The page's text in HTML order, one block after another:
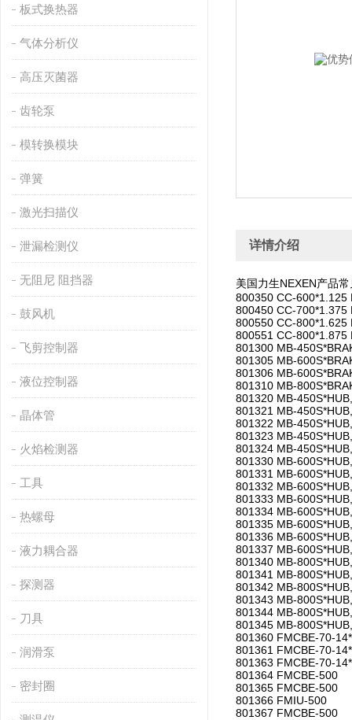
板式换热器
气体分析仪
高压灭菌器
齿轮泵
模转换模块
弹簧
激光扫描仪
泄漏检测仪
无阻尼 阻挡器
鼓风机
飞剪控制器
液位控制器
晶体管
火焰检测器
工具
热螺母
液力耦合器
探测器
刀具
润滑泵
密封圈
详情介绍
美国力生NEXEN产品
800350 CC-600*1.125
800450 CC-700*1.375
800550 CC-800*1.625
800551 CC-800*1.875
801300 MB-
801305 MB-
801306 MB-
801310 MB-
801320 MB-
801321 MB-
801322 MB-
801323 MB-
801324 MB-
801330 MB-
801331 MB-
801332 MB-
801333 MB-
801334 MB-
801335 MB-
801336 MB-
801337 MB-
801340 MB-
801341 MB-
801342 MB-
801343 MB-
801344 MB-
801345 MB-
801360 FMCBE-70-
801361 FMCBE-70-
801363 FMCBE-70-
801364 FMCBE-500
801365 FMCBE-500
801366 FMIU-500
801367 FMCBE-500